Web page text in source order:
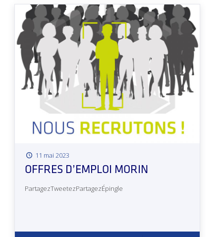
11 mai 2023
OFFRES D’EMPLOI MORIN
PartagezTweetezPartagezÉpingle